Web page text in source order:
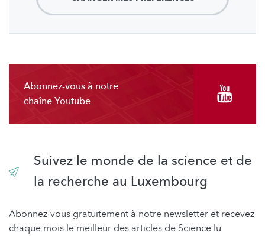
Abonnez-vous à notre
chaîne Youtube
Suivez le monde de la science et de
la recherche au Luxembourg
Abonnez-vous gratuitement à notre newsletter et recevez
chaque mois le meilleur des articles de Science.lu